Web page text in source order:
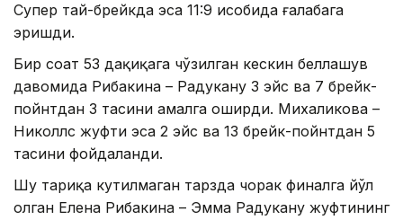
Супер тай-брейкда эса 11:9 ҳисобида ғалабага
эришди.
Бир соат 53 дақиқага чўзилган кескин беллашув
давомида Рибакина – Радукану 3 эйс ва 7 брейк-
пойнтдан 3 тасини амалга оширди. Михаликова –
Николлс жуфти эса 2 эйс ва 13 брейк-пойнтдан 5
тасини фойдаланди.
Шу тариқа кутилмаган тарзда чорак финалга йўл
олган Елена Рибакина – Эмма Радукану жуфтининг